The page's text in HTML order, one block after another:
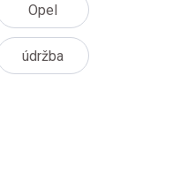
Opel
údržba